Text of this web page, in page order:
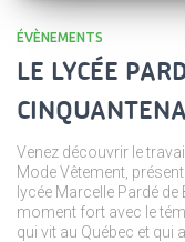
ÉVÈNEMENTS
LE LYCÉE
Venez découvrir le
Mode Vêtement,
lycée Marcelle Pardé
moment fort avec le
qui vit au Québec et qui